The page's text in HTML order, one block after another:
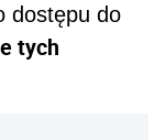
dostępu do
tych